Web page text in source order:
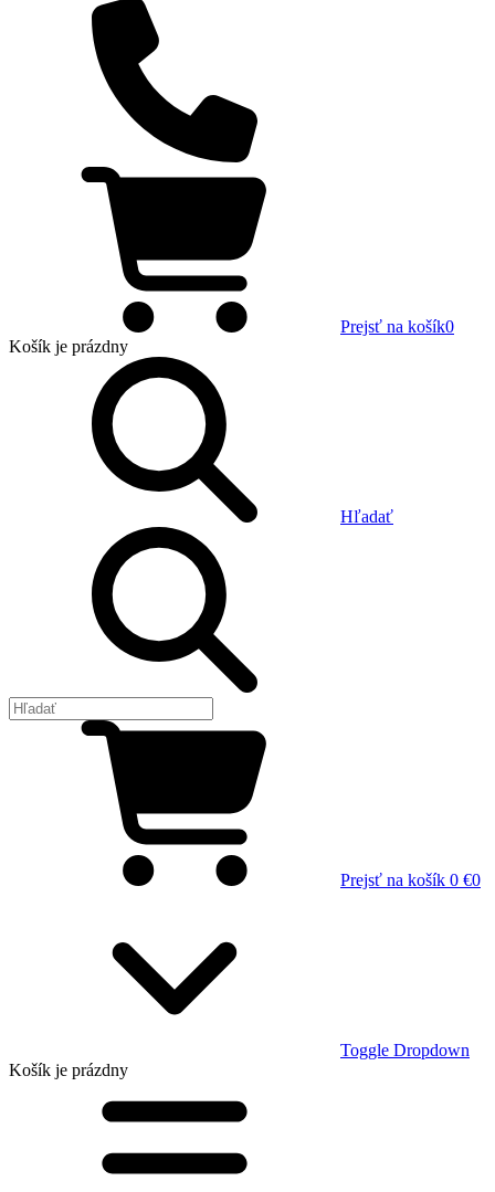
Prejsť na košík0
Košík je prázdny
Hľadať
Prejsť na košík 0 €0
Toggle Dropdown
Košík je prázdny